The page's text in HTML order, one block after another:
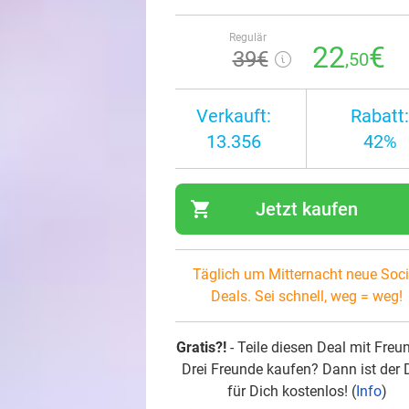
Regulär
39€ 22,50€
Verkauft:
13.356
Rabatt:
42%
shopping_cart Jetzt kaufen
Täglich um Mitternacht neue
Deals. Sei schnell, weg = weg!
Gratis?!- Teile diesen Deal mit
Drei Freunde kaufen? Dann ist der
für Dich kostenlos! (Info)